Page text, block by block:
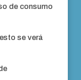
de consumo
se verá